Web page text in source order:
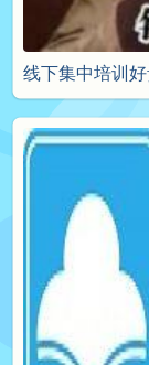
线下集中培训